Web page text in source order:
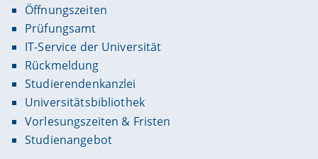
Öffnungszeiten
Prüfungsamt
IT-Service der Universität
Rückmeldung
Studierendenkanzlei
Universitätsbibliothek
Vorlesungszeiten & Fristen
Studienangebot